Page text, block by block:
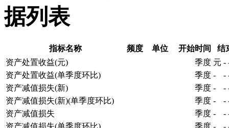
据列表
指标名称 频度 单位 开始时间
结
资产处置收益(元)
季度 元 -
资产处置收益(单季度环比)
季度 - -
资产减值损失(新)
季度 - -
资产减值损失(新)(单季度环比)
季度 - -
资产减值损失
季度 - -
资产减值损失(单季度环比)
季度 - -